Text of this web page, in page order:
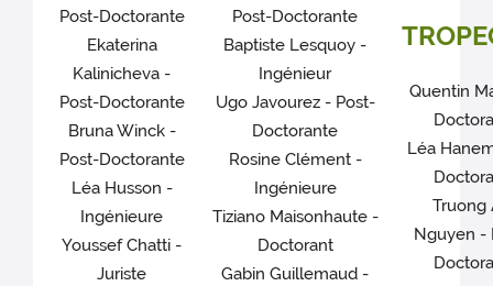
Post-Doctorante
Ekaterina
Kalinicheva -
Post-Doctorante
Bruna Winck -
Post-Doctorante
Léa Husson -
Ingénieure
Youssef Chatti -
Juriste
Post-Doctorante
Baptiste Lesquoy -
Ingénieur
Ugo Javourez - Post-
Doctorante
Rosine Clément -
Ingénieure
Tiziano Maisonhaute -
Doctorant
Gabin Guillemaud -
Quentin
Léa
Truong
Nguyen -